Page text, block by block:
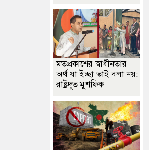
মতপ্রকাশের স্বাধীনতার
অর্থ যা ইচ্ছা তাই বলা নয়:
রাষ্ট্রদূত মুশফিক